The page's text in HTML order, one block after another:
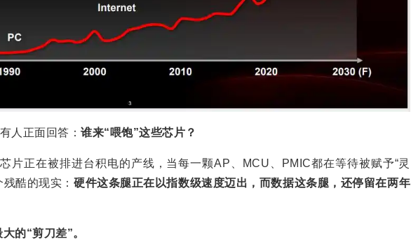
人正面回答： 谁来“喂饱”这些芯片？
片正在被排进台积电的产线，当每一颗AP、MCU、PMIC都在等待被赋予“灵
残酷的现实：硬件这条腿正在以指数级速度迈出，而数据这条腿，还停留在两年
的“剪刀差”。